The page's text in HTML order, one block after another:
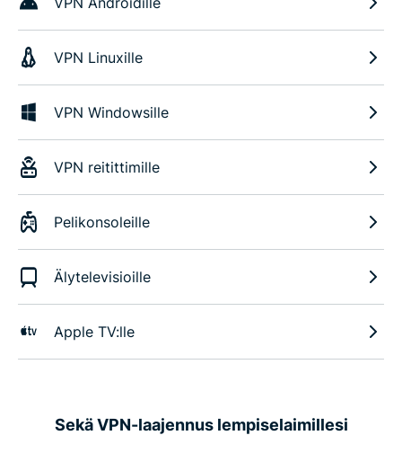
VPN Linuxille
VPN Windowsille
VPN reitittimille
Pelikonsoleille
Älytelevisioille
Apple TV:lle
Sekä VPN-laajennus lempiselaimillesi